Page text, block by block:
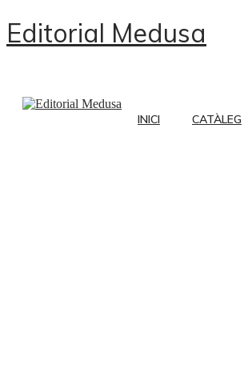
Editorial Medusa
INICI CATÀLEG